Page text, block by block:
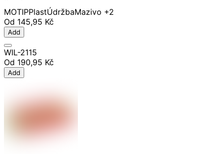
MOTIPPlastÚdržbaMazivo +2
Od 145,95 Kč
Add
WIL-2115
Od 190,95 Kč
Add